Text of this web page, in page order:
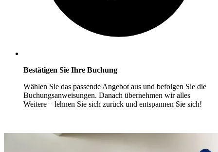
Bestätigen Sie Ihre Buchung
Wählen Sie das passende Angebot aus und befolgen Sie die
Buchungsanweisungen. Danach übernehmen wir alles
Weitere – lehnen Sie sich zurück und entspannen Sie sich!